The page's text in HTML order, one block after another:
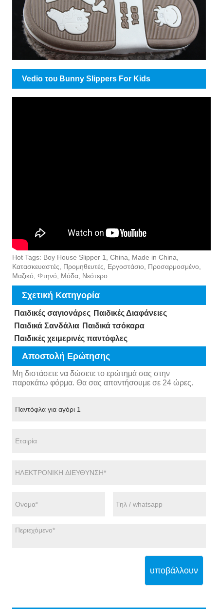
Vedio του Bunny Slippers For Kids
Hot Tags: Boy House Slipper 1, China, Made in China,
Κατασκευαστές, Προμηθευτές, Εργοστάσιο, Προσαρμοσμένο,
Μαζικό, Φτηνό, Μόδα, Νεότερο
Σχετική Κατηγορία
Παιδικές σαγιονάρες Παιδικές Διαφάνειες
Παιδικά Σανδάλια Παιδικά τσόκαρα
Παιδικές χειμερινές παντόφλες
Αποστολή Ερώτησης
Μη διστάσετε να δώσετε το ερώτημά σας στην
παρακάτω φόρμα. Θα σας απαντήσουμε σε 24 ώρες.
υποβάλλουν